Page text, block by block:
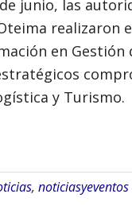
junio, las
realizaron
en
y Turismo.
, noticiasyeventos